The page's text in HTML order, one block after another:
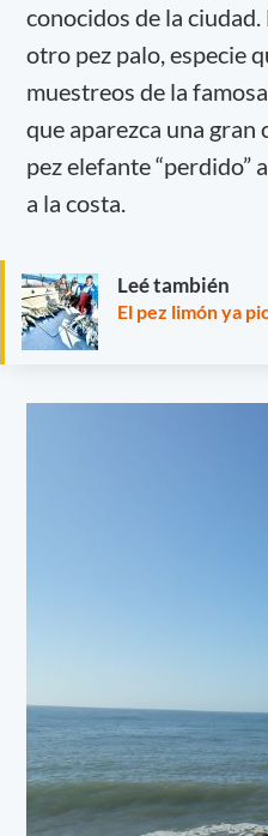
conocidos de la
otro pez palo, especie
muestreos de la
que aparezca una gran
pez elefante “perdido”
a la costa.
Leé también
El pez limón ya